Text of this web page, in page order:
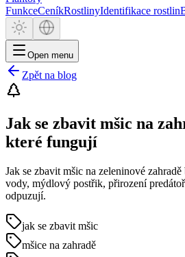
FunkceCeníkRostlinyIdentifikace rostlin
Open menu
Zpět na blog
Jak se zbavit mšic na
které fungují
Jak se zbavit mšic na zeleninové
vody, mýdlový postřik, přirození
odpuzují.
jak se zbavit mšic
mšice na zahradě